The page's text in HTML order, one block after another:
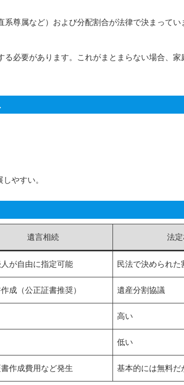
尊属など）および分配割合が法律で決まってい
必要があります。これがまとまらない場合、家
やすい。
遺言相続 法
が自由に指定可能 民法で決められた
成（公正証書推奨） 遺産分割協議
高い
低い
作成費用など発生 基本的には無料だ